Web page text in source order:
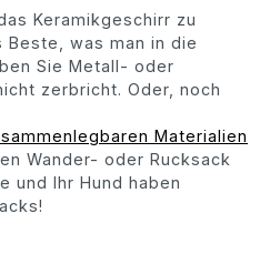
Keramikgeschirr zu
Beste, was man in die
Sie Metall- oder
zerbricht. Oder, noch
Materialien
Wander- oder Rucksack
und Ihr Hund haben